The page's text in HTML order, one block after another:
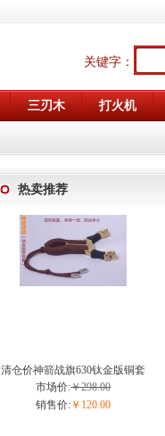
关键字：
三刃木 打火机
热卖推荐
清仓价神箭战旗630钛金版铜套
弓眼反曲球卡六股弹弓
市场价:￥298.00
销售价: ￥120.00